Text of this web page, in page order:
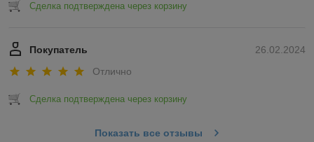
Сделка подтверждена через корзину
26.02.2024
Покупатель
Отлично
Сделка подтверждена через корзину
Показать все отзывы